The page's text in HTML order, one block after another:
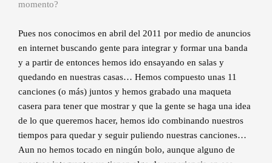
momento?
Pues nos conocimos en abril del 2011 por medio de anuncios
en internet buscando gente para integrar y formar una banda
y a partir de entonces hemos ido ensayando en salas y
quedando en nuestras casas… Hemos compuesto unas 11
canciones (o más) juntos y hemos grabado una maqueta
casera para tener que mostrar y que la gente se haga una idea
de lo que queremos hacer, hemos ido combinando nuestros
tiempos para quedar y seguir puliendo nuestras canciones…
Aun no hemos tocado en ningún bolo, aunque alguno de